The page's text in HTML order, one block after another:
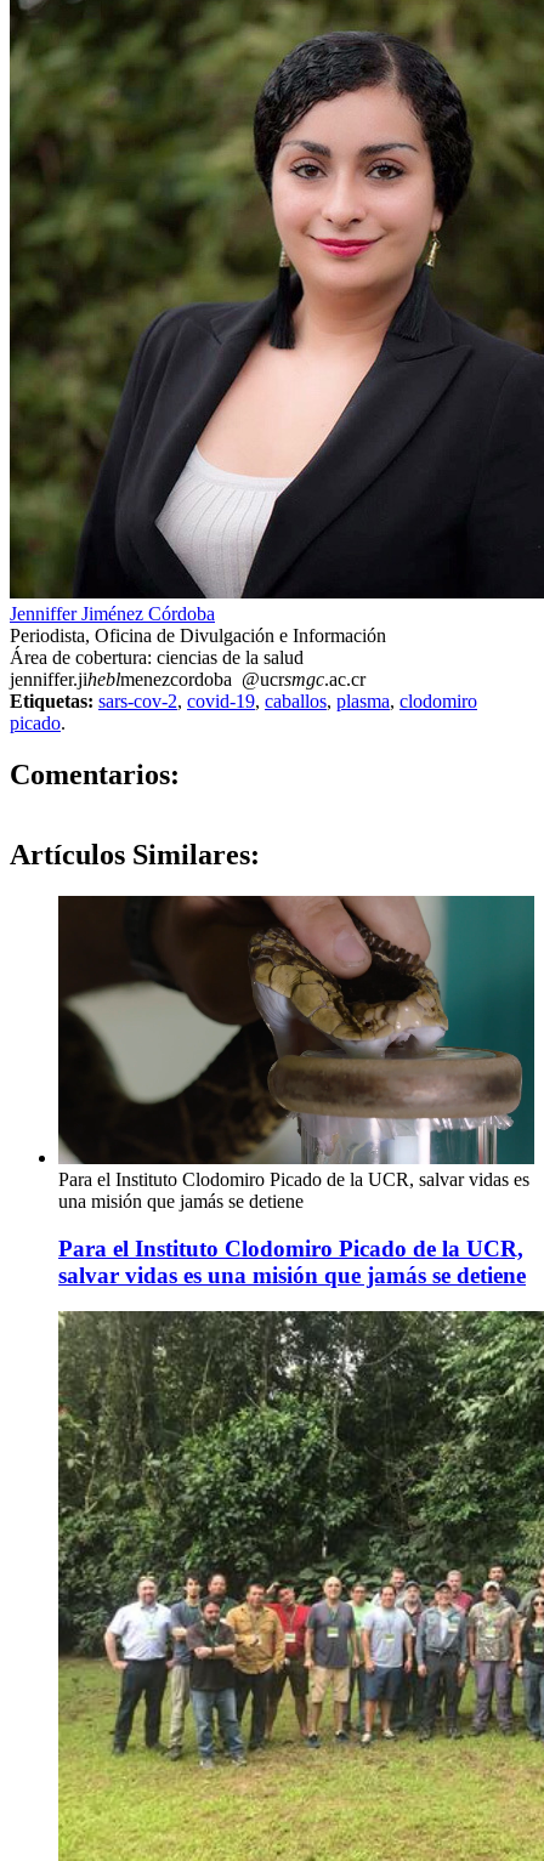
Jenniffer Jiménez Córdoba
Periodista, Oficina de Divulgación e Información
Área de cobertura: ciencias de la salud
jenniffer.jiheblmenezcordoba @ucrsmgc.ac.cr
Etiquetas: sars-cov-2, covid-19, caballos, plasma, clodomiro
picado.
Comentarios:
Artículos Similares:
Para el Instituto Clodomiro Picado de la UCR, salvar vidas es
una misión que jamás se detiene
Para el Instituto Clodomiro Picado de la UCR,
salvar vidas es una misión que jamás se detiene